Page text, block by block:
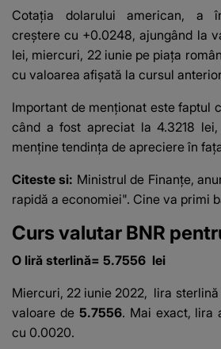
Cotația dolarului american, a
creștere cu +0.0248, ajungând la
lei, miercuri, 22 iunie pe piaţa
cu valoarea afișată la cursul
Important de menționat este faptul
când a fost apreciat la 4.3218
menține tendința de apreciere în
Citeste si: Ministrul de Finanțe,
rapidă a economiei". Cine va primi
Curs valutar BNR
O liră sterlină= 5.7556 lei
Miercuri, 22 iunie 2022, lira sterlină
valoare de 5.7556. Mai exact, lira
cu 0.0020.